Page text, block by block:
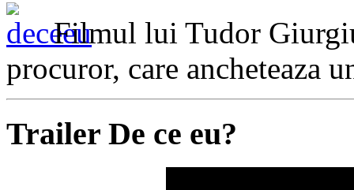
Filmul lui Tudor
procuror, care ancheteaza
Trailer De ce eu?